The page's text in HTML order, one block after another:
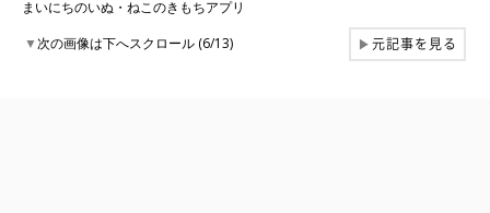
まいにちのいぬ・ねこのきもちアプリ
▼次の画像は下へスクロール (6/13) ▶元記事を見る